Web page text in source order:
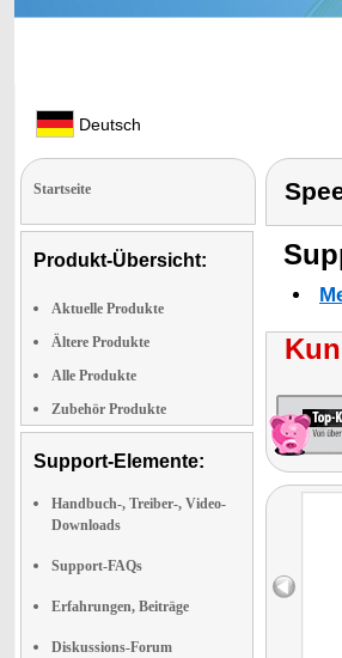
Deutsch
Startseite
Produkt-Übersicht:
Aktuelle Produkte
Ältere Produkte
Alle Produkte
Zubehör Produkte
Support-Elemente:
Handbuch-, Treiber-, Video-
Downloads
Support-FAQs
Erfahrungen, Beiträge
Diskussions-Forum